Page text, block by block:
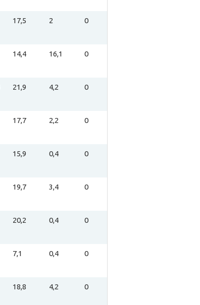
17,5 2 0
14,4 16,1 0
21,9 4,2 0
17,7 2,2 0
15,9 0,4 0
19,7 3,4 0
20,2 0,4 0
7,1 0,4 0
18,8 4,2 0